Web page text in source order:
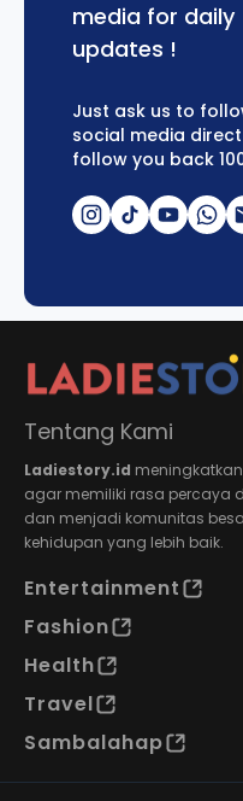
media for daily
updates !
Just ask us to
social media
follow you back
Tentang Kami
Ladiestory.id
agar memiliki rasa percaya
dan menjadi komunitas
kehidupan yang lebih baik.
Entertainment
Fashion
Health
Travel
Sambalahap